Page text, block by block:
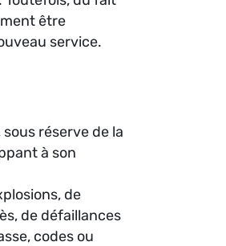
être
service.
réserve de la
à son
de
de défaillances
codes ou